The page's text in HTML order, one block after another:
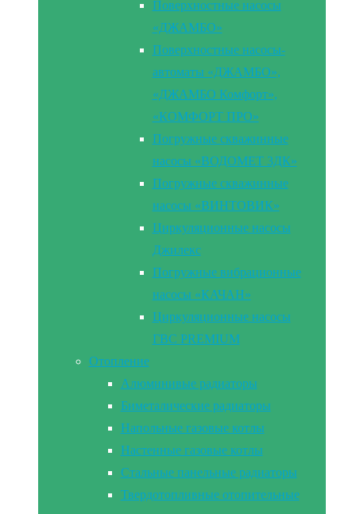
Поверхностные насосы
«ДЖАМБО»
Поверхностные насосы-
автоматы «ДЖАМБО»,
«ДЖАМБО Комфорт»,
«КОМФОРТ ПРО»
Погружные скважинные
насосы «ВОДОМЕТ 3ДК»
Погружные скважинные
насосы «ВИНТОВИК»
Циркуляционные насосы
Джилекс
Погружные вибрационные
насосы «КАЧАН»
Циркуляционные насосы
ГВС PREMIUM
Отопление
Алюминивые радиаторы
Биметалические радиаторы
Напольные газовые котлы
Настенные газовые котлы
Стальные панельные радиаторы
Твердотопливные отопительные